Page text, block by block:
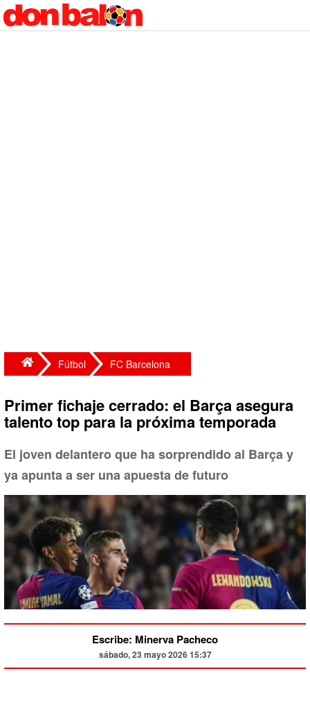
Fútbol FC Barcelona
Primer fichaje cerrado: el Barça asegura
talento top para la próxima temporada
El joven delantero que ha sorprendido al Barça y
ya apunta a ser una apuesta de futuro
Escribe: Minerva Pacheco
sábado, 23 mayo 2026 15:37